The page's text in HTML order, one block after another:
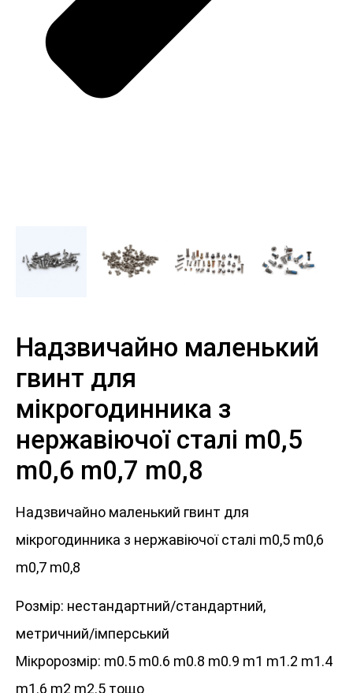
Надзвичайно маленький
гвинт для
мікрогодинника з
нержавіючої сталі m0,5
m0,6 m0,7 m0,8
Надзвичайно маленький гвинт для
мікрогодинника з нержавіючої сталі m0,5 m0,6
m0,7 m0,8
Розмір: нестандартний/стандартний,
метричний/імперський
Мікророзмір: m0.5 m0.6 m0.8 m0.9 m1 m1.2 m1.4
m1.6 m2 m2.5 тощо